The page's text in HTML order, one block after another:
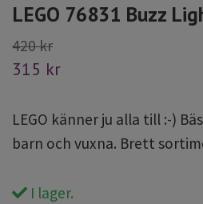
LEGO 76831 Buzz
420 kr
315 kr
LEGO känner ju alla till :-)
barn och vuxna. Brett
I lager.